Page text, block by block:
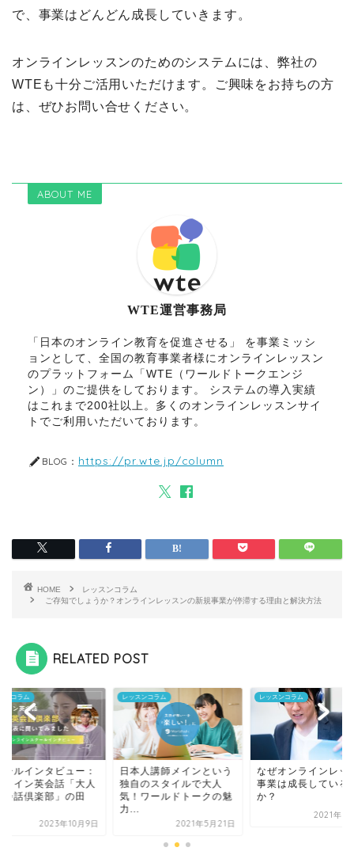
で、事業はどんどん成長していきます。
オンラインレッスンのためのシステムには、弊社の
WTEも十分ご活用いただけます。ご興味をお持ちの方
は、ぜひお問い合せください。
ABOUT ME
WTE運営事務局
「日本のオンライン教育を促進させる」 を事業ミッシ
ョンとして、全国の教育事業者様にオンラインレッスン
のプラットフォーム「WTE（ワールドトークエンジ
ン）」のご提供をしております。 システムの導入実績
はこれまで200社以上。多くのオンラインレッスンサイ
トでご利用いただいております。
BLOG： https://pr.wte.jp/column
HOME
レッスンコラム
ご存知でしょうか？オンラインレッスンの新規事業が停滞する理由と解決方法
RELATED POST
ンコラム
ールインタビュー：
ライン英会話「大人
会話倶楽部」の田
2023年10月9日
レッスンコラム
日本人講師メインという
独自のスタイルで大人
気！ワールドトークの魅
力...
2021年5月21日
レッスンコラム
なぜオンラインレッ
事業は成長している
か？
2021年6